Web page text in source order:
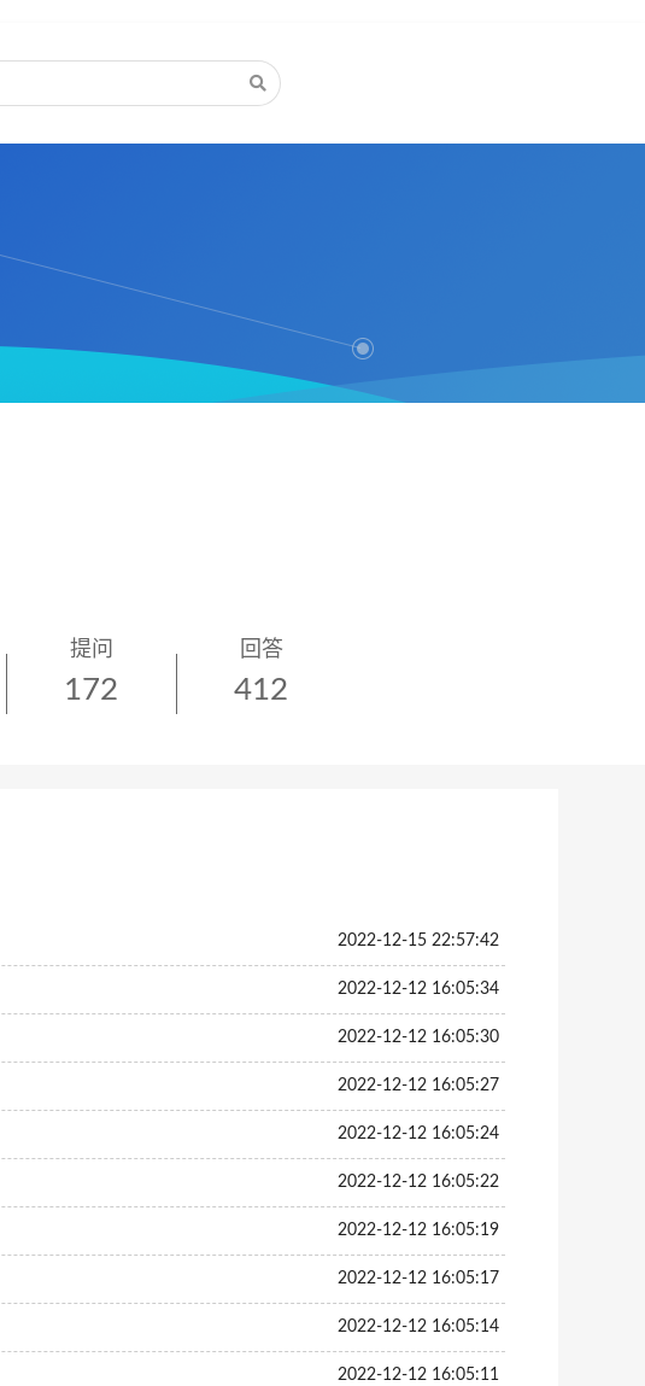
提问
172
回答
412
2022-12-15 22:57:42
2022-12-12 16:05:34
2022-12-12 16:05:30
2022-12-12 16:05:27
2022-12-12 16:05:24
2022-12-12 16:05:22
2022-12-12 16:05:19
2022-12-12 16:05:17
2022-12-12 16:05:14
2022-12-12 16:05:11